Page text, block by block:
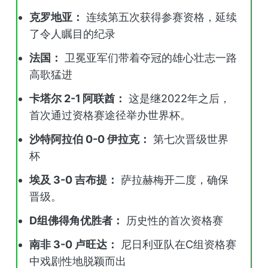
克罗地亚： 连续第五次获得参赛资格，延续
了令人瞩目的纪录
法国：
卫冕亚军们带着夺冠的雄心壮志一路
高歌猛进
卡塔尔 2-1 阿联酋： 这是继2022年之后，
首次通过资格赛途径举办世界杯。
沙特阿拉伯 0-0 伊拉克： 第七次晋级世界
杯
埃及 3-0 吉布提： 萨拉赫梅开二度，确保
晋级。
D组佛得角优胜者：
历史性的首次资格赛
南非 3-0 卢旺达：
尼日利亚队在C组资格赛
中戏剧性地脱颖而出